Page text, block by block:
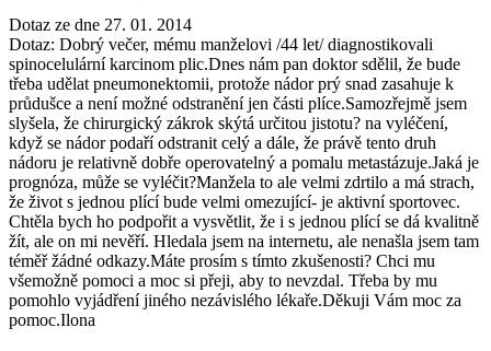
Dotaz ze dne 27. 01. 2014
Dotaz: Dobrý večer, mému manželovi /44 let/ diagnostikovali
spinocelulární karcinom plic.Dnes nám pan doktor sdělil, že bude
třeba udělat pneumonektomii, protože nádor prý snad zasahuje k
průdušce a není možné odstranění jen části plíce.Samozřejmě jsem
slyšela, že chirurgický zákrok skýtá určitou jistotu? na vyléčení,
když se nádor podaří odstranit celý a dále, že právě tento druh
nádoru je relativně dobře operovatelný a pomalu metastázuje.Jaká je
prognóza, může se vyléčit?Manžela to ale velmi zdrtilo a má strach,
že život s jednou plící bude velmi omezující- je aktivní sportovec.
Chtěla bych ho podpořit a vysvětlit, že i s jednou plící se dá kvalitně
žít, ale on mi nevěří. Hledala jsem na internetu, ale nenašla jsem tam
téměř žádné odkazy.Máte prosím s tímto zkušenosti? Chci mu
všemožně pomoci a moc si přeji, aby to nevzdal. Třeba by mu
pomohlo vyjádření jiného nezávislého lékaře.Děkuji Vám moc za
pomoc.Ilona